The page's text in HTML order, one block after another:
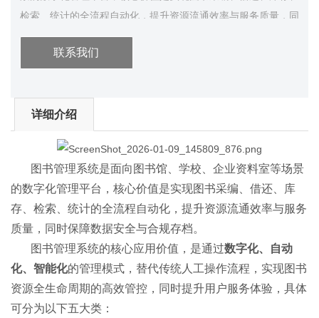
检索、统计的全流程自动化，提升资源流通效率与服务质量，同
时保障数据安全与合规存档。 图书管理系统的核心应用价值，
是通过数字化、自动化、智能化的管理...
联系我们
详细介绍
图书管理系统是面向图书馆、学校、企业资料室等场景
的数字化管理平台，核心价值是实现图书采编、借还、库
存、检索、统计的全流程自动化，提升资源流通效率与服务
质量，同时保障数据安全与合规存档。
图书管理系统的核心应用价值，是通过数字化、自动
化、智能化的管理模式，替代传统人工操作流程，实现图书
资源全生命周期的高效管控，同时提升用户服务体验，具体
可分为以下五大类：